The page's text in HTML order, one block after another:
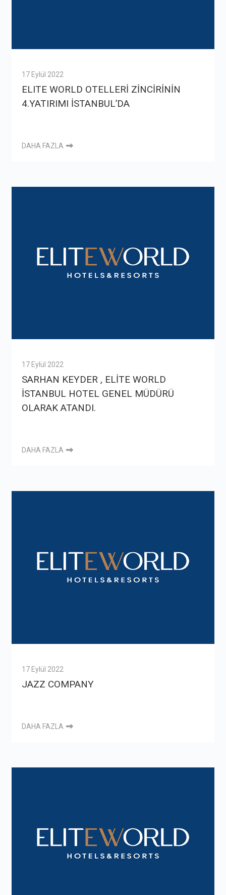
17 Eylül 2022
ELITE WORLD OTELLERİ ZİNCİRİNİN
4.YATIRIMI İSTANBUL’DA
DAHA FAZLA
17 Eylül 2022
SARHAN KEYDER , ELİTE WORLD
İSTANBUL HOTEL GENEL MÜDÜRÜ
OLARAK ATANDI.
DAHA FAZLA
17 Eylül 2022
JAZZ COMPANY
DAHA FAZLA